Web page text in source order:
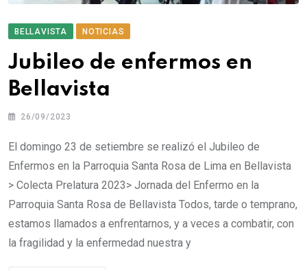
BELLAVISTA NOTICIAS
Jubileo de enfermos en
Bellavista
26/09/2023
El domingo 23 de setiembre se realizó el Jubileo de
Enfermos en la Parroquia Santa Rosa de Lima en Bellavista
> Colecta Prelatura 2023> Jornada del Enfermo en la
Parroquia Santa Rosa de Bellavista Todos, tarde o temprano,
estamos llamados a enfrentarnos, y a veces a combatir, con
la fragilidad y la enfermedad nuestra y